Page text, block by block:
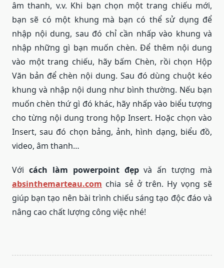
âm thanh, v.v. Khi bạn chọn một trang chiếu mới,
bạn sẽ có một khung mà bạn có thể sử dụng để
nhập nội dung, sau đó chỉ cần nhấp vào khung và
nhập những gì bạn muốn chèn. Để thêm nội dung
vào một trang chiếu, hãy bấm Chèn, rồi chọn Hộp
Văn bản để chèn nội dung. Sau đó dùng chuột kéo
khung và nhập nội dung như bình thường. Nếu bạn
muốn chèn thứ gì đó khác, hãy nhấp vào biểu tượng
cho từng nội dung trong hộp Insert. Hoặc chọn vào
Insert, sau đó chọn bảng, ảnh, hình dạng, biểu đồ,
video, âm thanh…
Với cách làm powerpoint đẹpvà ấn tượng mà
absinthemarteau.com chia sẻ ở trên. Hy vọng sẽ
giúp bạn tạo nên bài trình chiếu sáng tạo độc đáo và
nâng cao chất lượng công việc nhé!